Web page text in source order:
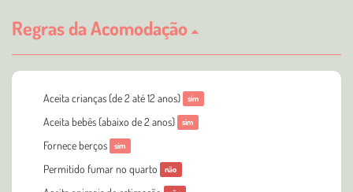
Regras da Acomodação
Aceita crianças (de 2 até 12 anos) sim
Aceita bebês (abaixo de 2 anos) sim
Fornece berços sim
Permitido fumar no quarto não